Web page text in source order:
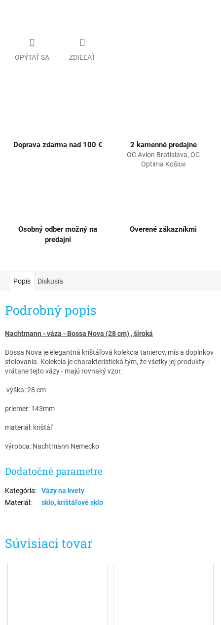
OPÝTAŤ SA ZDIEĽAŤ
Doprava zdarma nad 100 € 2 kamenné predajne
OC Avion Bratislava, OC
Optima Košice
Osobný odber možný na
predajni
Overené zákazníkmi
Súvisiaci tovar
Popis Diskusia
Podrobný popis
Nachtmann - váza - Bossa Nova (28 cm) , široká
Bossa Nova je elegantná krištáľová kolekcia tanierov, mís a doplnkov
stolovania. Kolekcia je charakteristická tým, že všetky jej produkty -
vrátane tejto vázy - majú rovnaký vzor.
výška: 28 cm
priemer: 143mm
materiál: krištáľ
výrobca: Nachtmann Nemecko
Dodatočné parametre
Kategória:
Vázy na kvety
Materiál : sklo, krištáľové sklo